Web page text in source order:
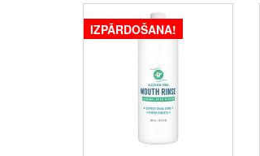
IZPĀRDOŠANA!